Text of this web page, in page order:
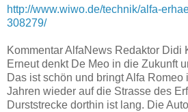
http://www.wiwo.de/technik/alfa-
308279/
Kommentar AlfaNews Redaktor Didi
Erneut denkt De Meo in die Zukunft
Das ist schön und bringt Alfa Romeo
Jahren wieder auf die Strasse des
Durststrecke dorthin ist lang. Die